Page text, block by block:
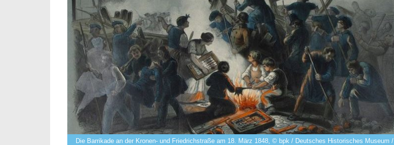
Die Barrikade an der Kronen- und Friedrichstraße am 18. März 1848, © bpk / Deutsches Historisches Museum /